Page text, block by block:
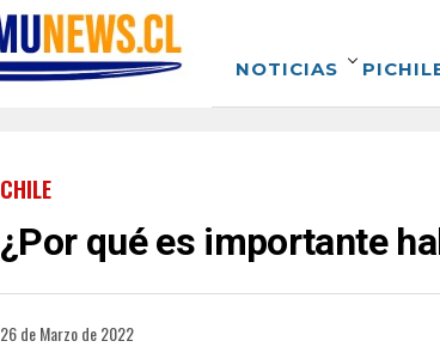
NOTICIAS
CHILE
¿Por qué es importante
26 de Marzo de 2022